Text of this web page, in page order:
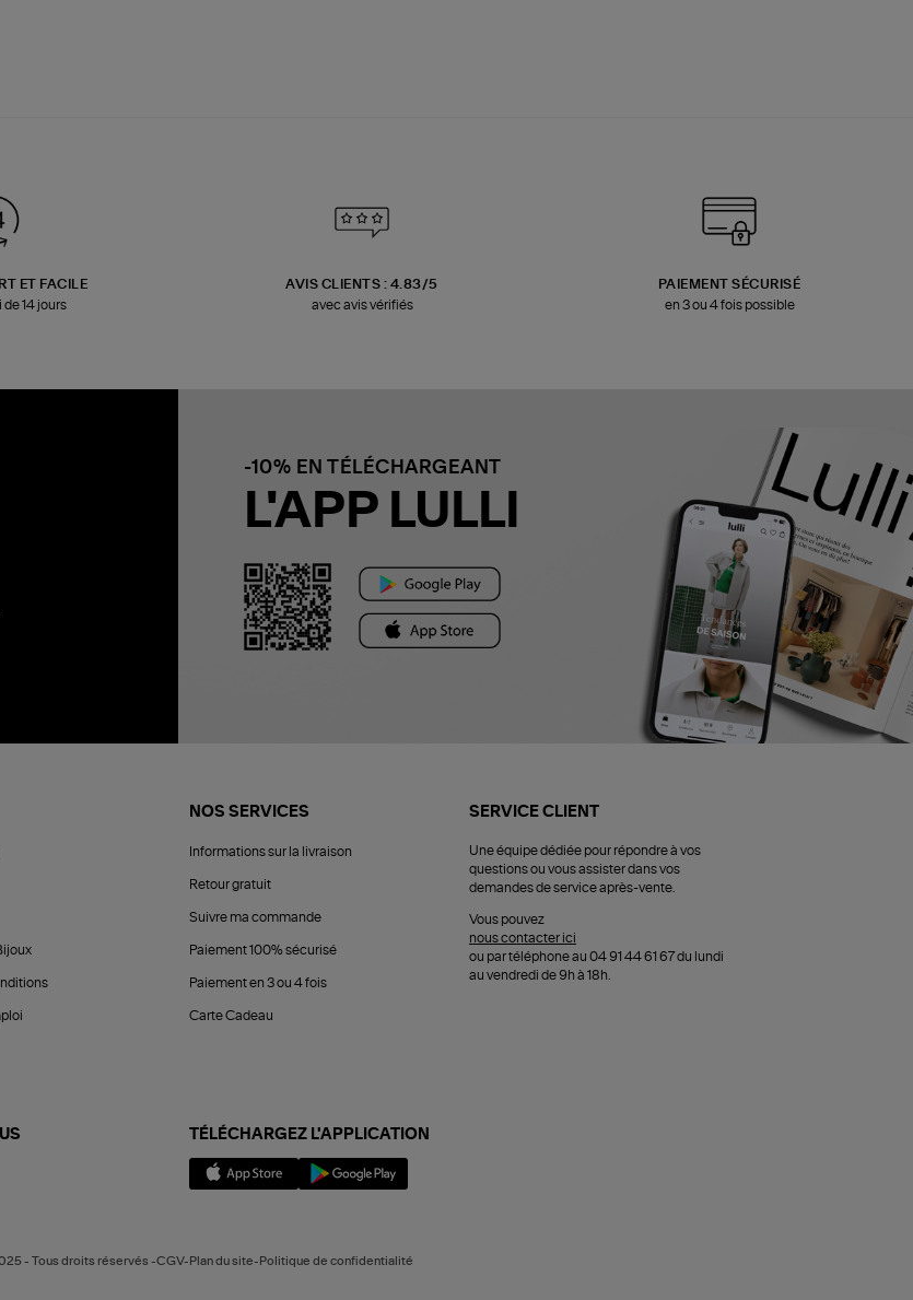
ET FACILE
14 jours
AVIS CLIENTS : 4.83/5
avec avis vérifiés
PAIEMENT SÉCURISÉ
en 3 ou 4 fois possible
-10% EN TÉLÉCHARGEANT
L'APP LULLI
NOS SERVICES
Informations sur la livraison
Retour gratuit
Suivre ma commande
Paiement 100% sécurisé
Paiement en 3 ou 4 fois
Carte Cadeau
SERVICE CLIENT
Une équipe dédiée pour répondre à vos
questions ou vous assister dans vos
demandes de service après-vente.
Vous pouvez
nous contacter ici
ou par téléphone au 04 91 44 61 67 du lundi
au vendredi de 9h à 18h.
TÉLÉCHARGEZ L'APPLICATION
- Tous droits réservés -CGV-Plan du site-Politique de confidentialité